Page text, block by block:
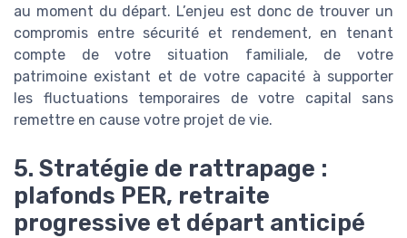
au moment du départ. L’enjeu est donc de trouver un
compromis entre sécurité et rendement, en tenant
compte de votre situation familiale, de votre
patrimoine existant et de votre capacité à supporter
les fluctuations temporaires de votre capital sans
remettre en cause votre projet de vie.
5. Stratégie de rattrapage :
plafonds PER, retraite
progressive et départ anticipé